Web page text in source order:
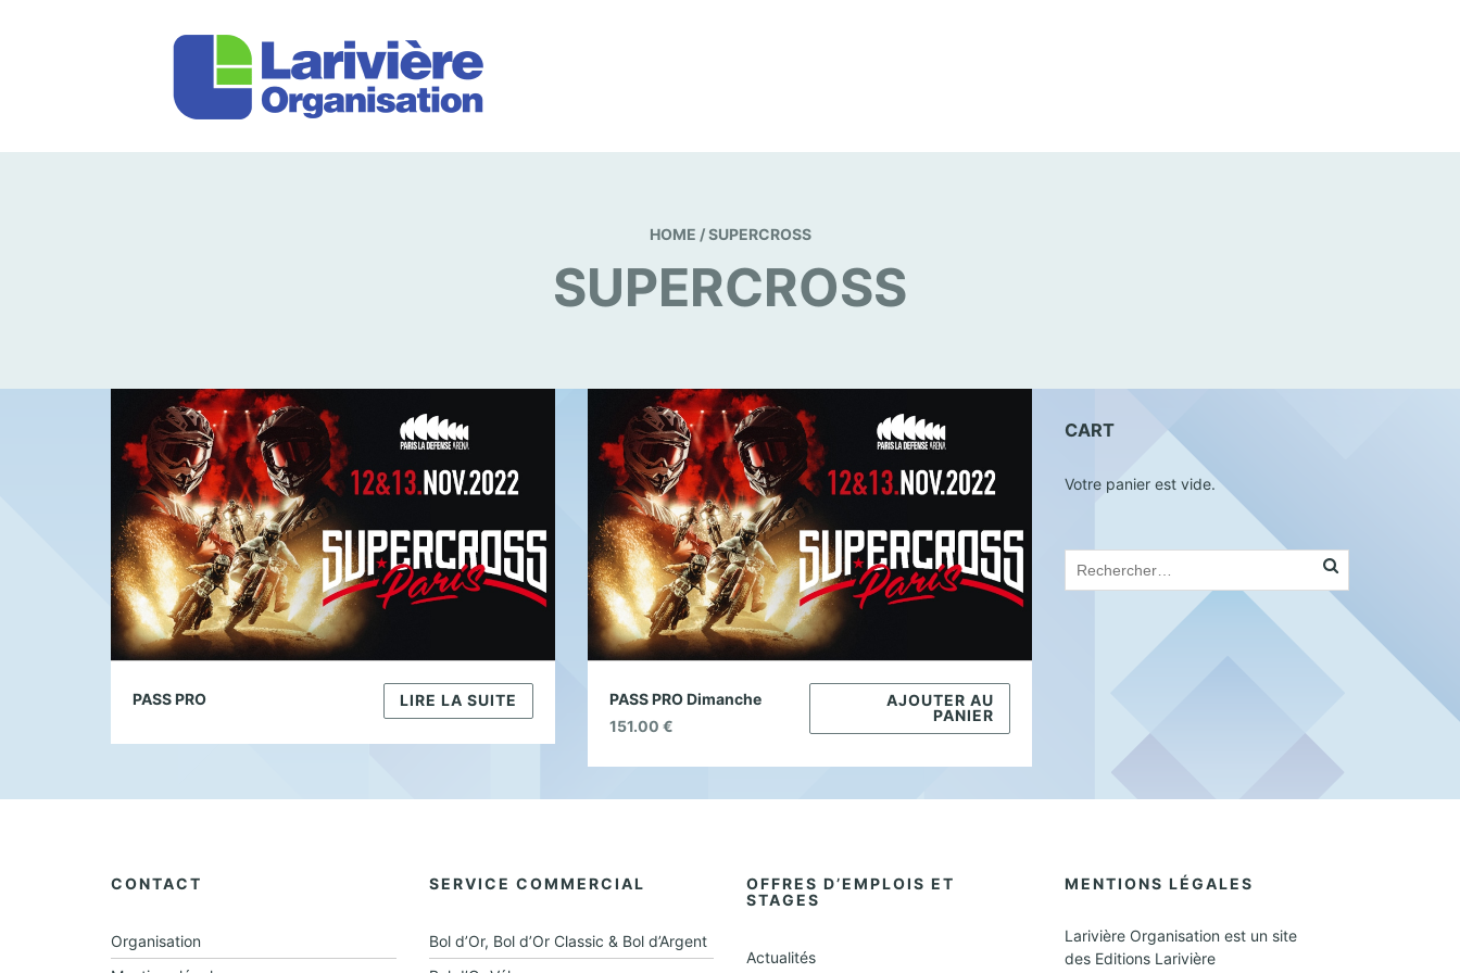
HOME / SUPERCROSS
SUPERCROSS
PASS PRO LIRE LA SUITE
PASS PRO Dimanche
151.00 €
AJOUTER AU
PANIER
CART
Votre panier est vide.
CONTACT
Organisation
SERVICE COMMERCIAL
Bol d’Or, Bol d’Or Classic & Bol d’Argent
OFFRES D’EMPLOIS ET
STAGES
Actualités
MENTIONS LÉGALES
Larivière Organisation est un site
des Editions Larivière